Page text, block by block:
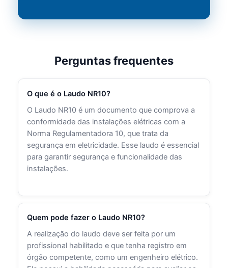
Perguntas frequentes
O que é o Laudo NR10?
O Laudo NR10 é um documento que comprova a
conformidade das instalações elétricas com a
Norma Regulamentadora 10, que trata da
segurança em eletricidade. Esse laudo é essencial
para garantir segurança e funcionalidade das
instalações.
Quem pode fazer o Laudo NR10?
A realização do laudo deve ser feita por um
profissional habilitado e que tenha registro em
órgão competente, como um engenheiro elétrico.